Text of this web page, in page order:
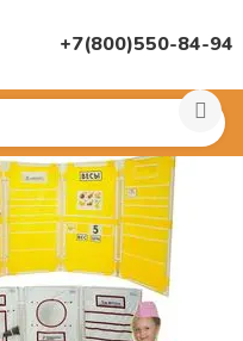
+7(800)550-84-94
ТОВАРОВ ПО